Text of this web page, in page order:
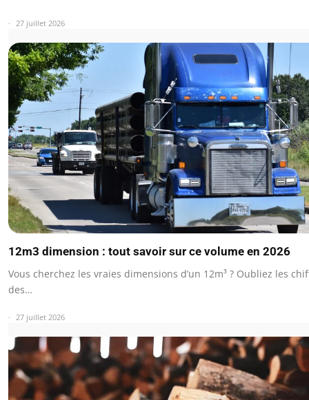
27 juillet 2026
12m3 dimension : tout savoir sur ce volume en 2026
Vous cherchez les vraies dimensions d’un 12m³ ? Oubliez les
des…
27 juillet 2026